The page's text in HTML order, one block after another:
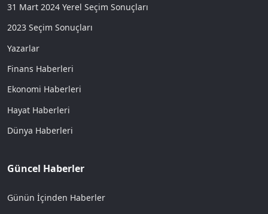
31 Mart 2024 Yerel Seçim Sonuçları
2023 Seçim Sonuçları
Yazarlar
Finans Haberleri
Ekonomi Haberleri
Hayat Haberleri
Dünya Haberleri
Güncel Haberler
Günün İçinden Haberler